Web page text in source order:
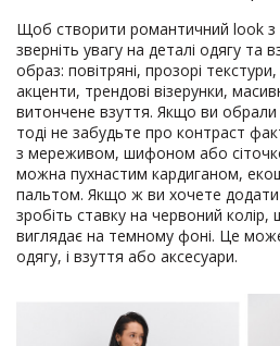
Щоб створити романтичний look з
зверніть увагу на деталі одягу
образ: повітряні, прозорі
акценти, трендові візерунки,
витончене взуття. Якщо ви
тоді не забудьте про контраст
з мереживом, шифоном або
можна пухнастим кардиганом,
пальтом. Якщо ж ви хочете додати
зробіть ставку на червоний
виглядає на темному фоні. Це
одягу, і взуття або аксесуари.